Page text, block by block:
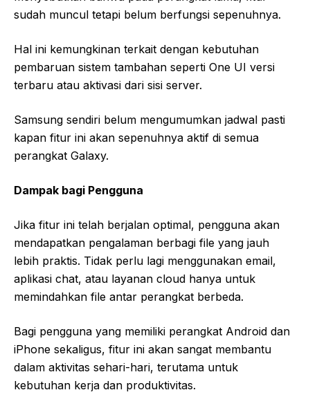
sudah muncul tetapi belum berfungsi sepenuhnya.
Hal ini kemungkinan terkait dengan kebutuhan
pembaruan sistem tambahan seperti One UI versi
terbaru atau aktivasi dari sisi server.
Samsung sendiri belum mengumumkan jadwal pasti
kapan fitur ini akan sepenuhnya aktif di semua
perangkat Galaxy.
Dampak bagi Pengguna
Jika fitur ini telah berjalan optimal, pengguna akan
mendapatkan pengalaman berbagi file yang jauh
lebih praktis. Tidak perlu lagi menggunakan email,
aplikasi chat, atau layanan cloud hanya untuk
memindahkan file antar perangkat berbeda.
Bagi pengguna yang memiliki perangkat Android dan
iPhone sekaligus, fitur ini akan sangat membantu
dalam aktivitas sehari-hari, terutama untuk
kebutuhan kerja dan produktivitas.